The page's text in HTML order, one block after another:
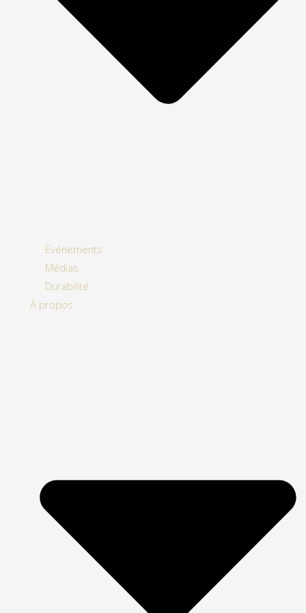
Evénements
Médias
Durabilité
À propos